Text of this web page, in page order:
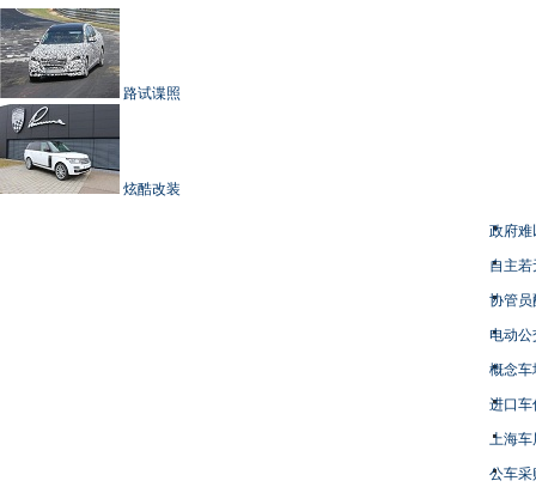
路试谍照
炫酷改装
政府难
自主
协管员
电动
概念车
进口车
上海
公车采